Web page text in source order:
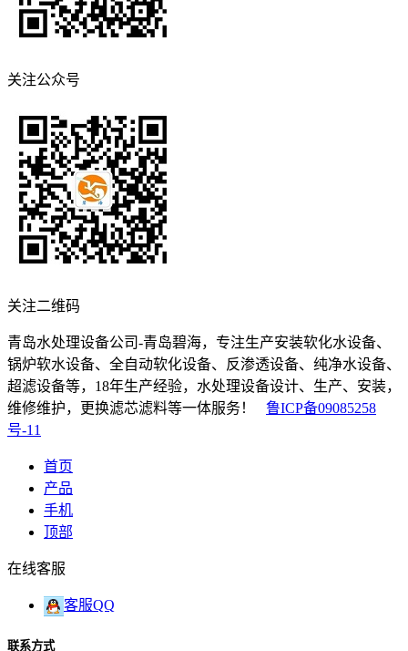
关注公众号
关注二维码
青岛水处理设备公司-青岛碧海，专注生产安装软化水设备、
锅炉软水设备、全自动软化设备、反渗透设备、纯净水设备、
超滤设备等，18年生产经验，水处理设备设计、生产、安装，
维修维护，更换滤芯滤料等一体服务！ 鲁ICP备09085258
号-11
首页
产品
手机
顶部
在线客服
客服QQ
联系方式